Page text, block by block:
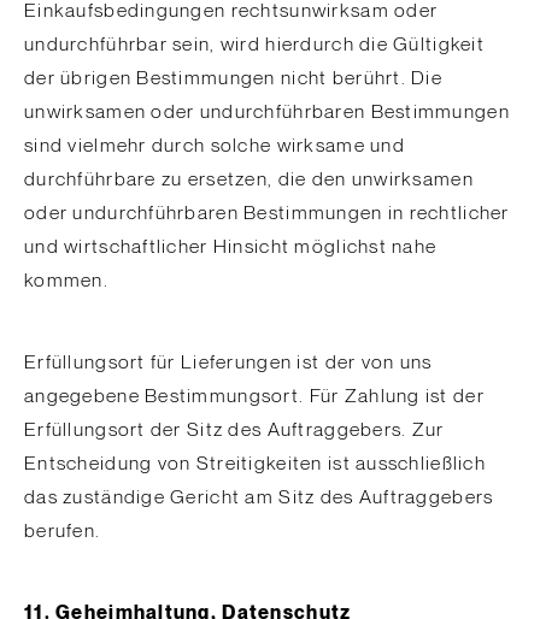
Einkaufsbedingungen rechtsunwirksam oder
undurchführbar sein, wird hierdurch die Gültigkeit
der übrigen Bestimmungen nicht berührt. Die
unwirksamen oder undurchführbaren Bestimmungen
sind vielmehr durch solche wirksame und
durchführbare zu ersetzen, die den unwirksamen
oder undurchführbaren Bestimmungen in rechtlicher
und wirtschaftlicher Hinsicht möglichst nahe
kommen.
Erfüllungsort für Lieferungen ist der von uns
angegebene Bestimmungsort. Für Zahlung ist der
Erfüllungsort der Sitz des Auftraggebers. Zur
Entscheidung von Streitigkeiten ist ausschließlich
das zuständige Gericht am Sitz des Auftraggebers
berufen.
11. Geheimhaltung, Datenschutz